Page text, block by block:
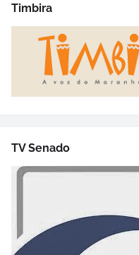
Timbira
TV Senado